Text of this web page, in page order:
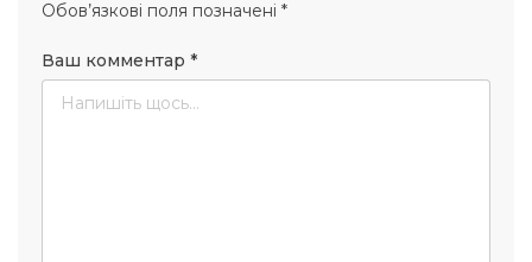
Обов’язкові поля позначені *
Ваш комментар *